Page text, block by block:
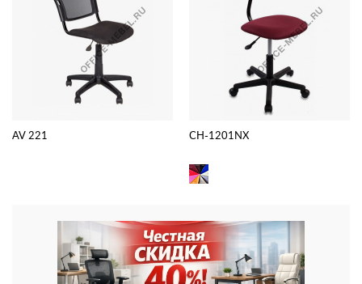
AV 221 CH-1201NX